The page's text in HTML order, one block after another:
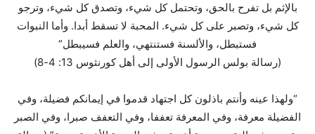
بالإثم بل تفرح بالحق، وتحتمل كل شيء، وتصدق كل شيء، وترجو
كل شيء، وتصبر على كل شيء. المحبة لا تسقط أبدا. وأما النبوات
فستبطل، والألسنة فستنتهي، والعلم فسيبطل”
(رسالة بولس الرسول الأولى إلى أهل كورنثوس 13: 4-8)
“ولهذا عينه ­وأنتم باذلون كل اجتهاد­ قدموا في إيمانكم فضيلة، وفي
الفضيلة معرفة، وفي المعرفة تعففا، وفي التعفف صبرا، وفي الصبر